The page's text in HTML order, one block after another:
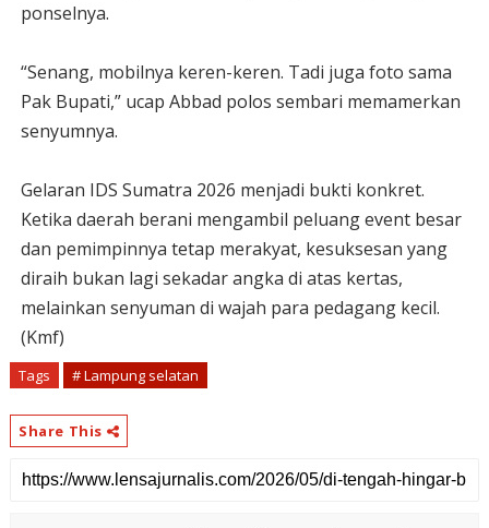
ponselnya.
“Senang, mobilnya keren-keren. Tadi juga foto sama
Pak Bupati,” ucap Abbad polos sembari memamerkan
senyumnya.
Gelaran IDS Sumatra 2026 menjadi bukti konkret.
Ketika daerah berani mengambil peluang event besar
dan pemimpinnya tetap merakyat, kesuksesan yang
diraih bukan lagi sekadar angka di atas kertas,
melainkan senyuman di wajah para pedagang kecil.
(Kmf)
Tags # Lampung selatan
Share This